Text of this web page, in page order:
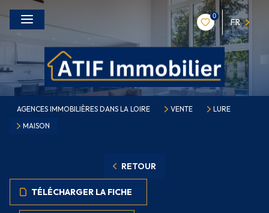
0
FR
AGENCES IMMOBILIÈRES DANS LA LOIRE VENTE
LURE
MAISON
RETOUR
TÉLÉCHARGER LA FICHE